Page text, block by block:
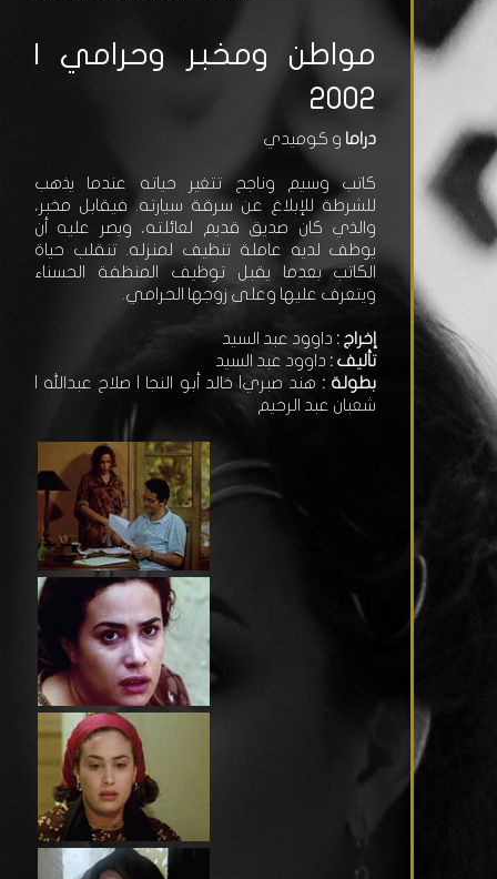
مواطن ومخبر وحرامي |
2002
دراما و كوميدي
كاتب وسيم وناجح تتغير حياته عندما يذهب
للشرطة للإبلاغ عن سرقة سيارته. فيقابل مخبر،
والذي كان صديق قديم لعائلته، ويصر عليه أن
يوظف لديه عاملة تنظيف لمنزله. تنقلب حياة
الكاتب بعدما يقبل توظيف المنظفة الحسناء
ويتعرف عليها وعلى زوجها الحرامي.
إخراج : داوود عبد السيد
تأليف : داوود عبد السيد
بطولة : هند صبري| خالد أبو النجا | صلاح عبدالله |
شعبان عبد الرحيم